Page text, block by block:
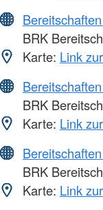
BRK
Karte: Link
BRK
Karte: Link
BRK
Karte: Link